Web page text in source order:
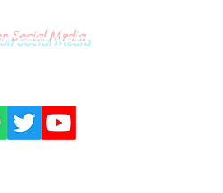
Social Media